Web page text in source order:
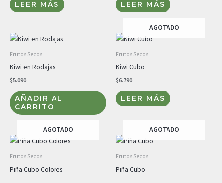
LEER MÁS LEER MÁS
Frutos Secos
Kiwi en Rodajas
$5.090
AÑADIR AL
CARRITO
AGOTADO
Frutos Secos
Kiwi Cubo
$6.790
LEER MÁS
AGOTADO
Frutos Secos
Piña Cubo Colores
AGOTADO
Frutos Secos
Piña Cubo